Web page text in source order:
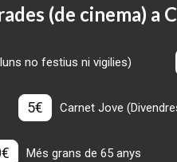
(de cinema) a
no festius ni vigilies)
5€ Carnet Jove
Més grans de 65 anys